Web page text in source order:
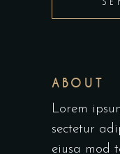
ABOUT
Lorem
sectetur
eiusa mod